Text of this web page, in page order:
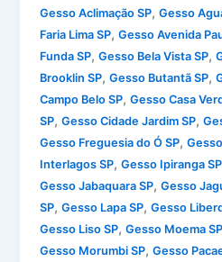
Gesso Aclimação SP,Gesso
Faria Lima SP,Gesso Avenida
Funda SP,Gesso Bela Vista SP,
Brooklin SP,Gesso Butantã SP,
Campo Belo SP,Gesso Casa
SP,Gesso Cidade Jardim SP,
Gesso Freguesia do Ó SP,
Interlagos SP,Gesso Ipiranga SP
Gesso Jabaquara SP,Gesso
SP,Gesso Lapa SP,Gesso
Gesso Liso SP,Gesso Moema SP
Gesso Morumbi SP,Gesso